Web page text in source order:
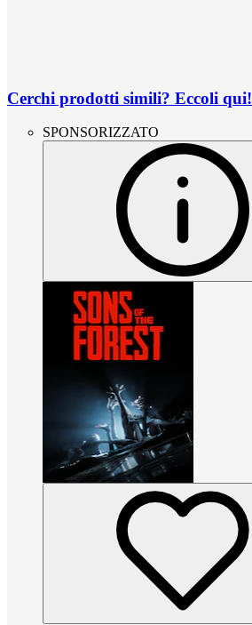
Cerchi prodotti simili? Eccoli qui!
SPONSORIZZATO